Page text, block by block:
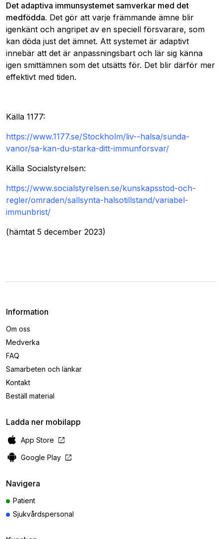
Det adaptiva immunsystemet samverkar med det
medfödda. Det gör att varje främmande ämne blir
igenkänt och angripet av en speciell försvarare, som
kan döda just det ämnet. Att systemet är adaptivt
innebär att det är anpassningsbart och lär sig känna
igen smittämnen som det utsätts för. Det blir därför mer
effektivt med tiden.
Källa 1177:
https://www.1177.se/Stockholm/liv--halsa/sunda-
vanor/sa-kan-du-starka-ditt-immunforsvar/
Källa Socialstyrelsen:
https://www.socialstyrelsen.se/kunskapsstod-och-
regler/omraden/sallsynta-halsotillstand/variabel-
immunbrist/
(hämtat 5 december 2023)
Information
Om oss
Medverka
FAQ
Samarbeten och länkar
Kontakt
Beställ material
Ladda ner mobilapp
App Store open_in_new
Google Play open_in_new
Navigera
Patient
Sjukvårdspersonal